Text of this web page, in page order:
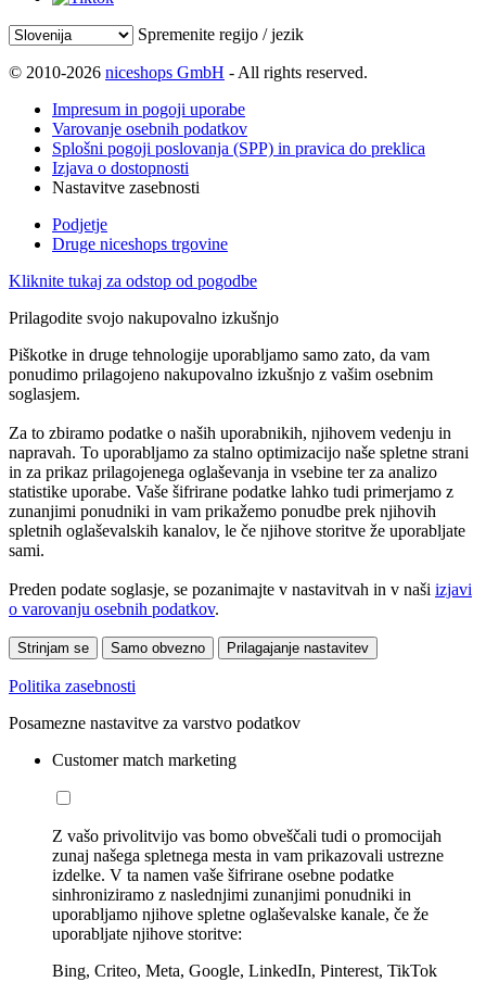
Spremenite regijo / jezik
© 2010-2026 niceshops GmbH - All rights reserved.
Impresum in pogoji uporabe
Varovanje osebnih podatkov
Splošni pogoji poslovanja (SPP) in pravica do preklica
Izjava o dostopnosti
Nastavitve zasebnosti
Podjetje
Druge niceshops trgovine
Kliknite tukaj za odstop od pogodbe
Prilagodite svojo nakupovalno izkušnjo
Piškotke in druge tehnologije uporabljamo samo zato, da vam
ponudimo prilagojeno nakupovalno izkušnjo z vašim osebnim
soglasjem.
Za to zbiramo podatke o naših uporabnikih, njihovem vedenju in
napravah. To uporabljamo za stalno optimizacijo naše spletne strani
in za prikaz prilagojenega oglaševanja in vsebine ter za analizo
statistike uporabe. Vaše šifrirane podatke lahko tudi primerjamo z
zunanjimi ponudniki in vam prikažemo ponudbe prek njihovih
spletnih oglaševalskih kanalov, le če njihove storitve že uporabljate
sami.
Preden podate soglasje, se pozanimajte v nastavitvah in v naši izjavi
o varovanju osebnih podatkov.
Strinjam se Samo obvezno Prilagajanje nastavitev
Politika zasebnosti
Posamezne nastavitve za varstvo podatkov
Customer match marketing
Z vašo privolitvijo vas bomo obveščali tudi o promocijah
zunaj našega spletnega mesta in vam prikazovali ustrezne
izdelke. V ta namen vaše šifrirane osebne podatke
sinhroniziramo z naslednjimi zunanjimi ponudniki in
uporabljamo njihove spletne oglaševalske kanale, če že
uporabljate njihove storitve:
Bing, Criteo, Meta, Google, LinkedIn, Pinterest, TikTok